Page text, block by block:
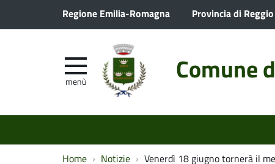
Regione Emilia-Romagna Provincia di
Comune
menù
Home Notizie Venerdì 18 giugno tornerà il